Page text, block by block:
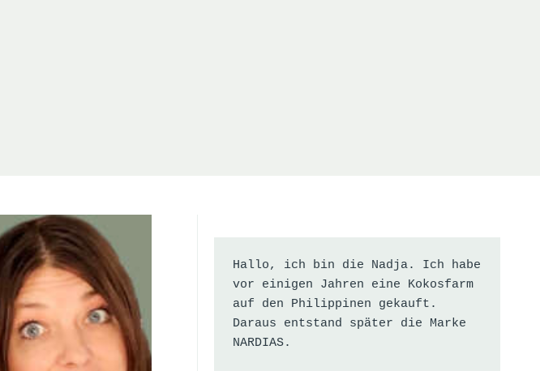
Hallo, ich bin die Nadja. Ich habe
vor einigen Jahren eine Kokosfarm
auf den Philippinen gekauft.
Daraus entstand später die Marke
NARDIAS.